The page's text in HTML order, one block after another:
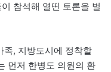
참석해 열띤 토론을 벌
족, 지방도시에 정착할
먼저 한병도 의원의 환